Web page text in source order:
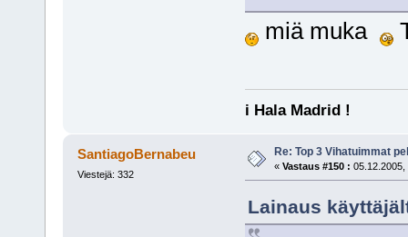
miä muka
i Hala Madrid !
SantiagoBernabeu
Viestejä: 332
Re: Top 3 Vihatuimmat
« Vastaus #150 : 05.12.2005,
Lainaus